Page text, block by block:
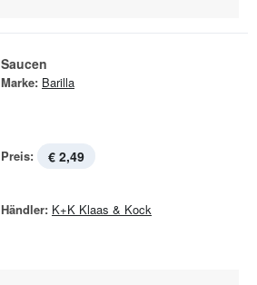
Saucen
Marke: Barilla
Preis: € 2,49
Händler: K+K Klaas & Kock